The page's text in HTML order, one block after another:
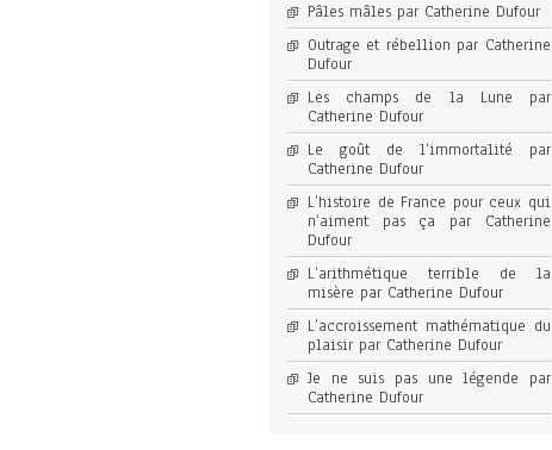
Pâles mâles par Catherine Dufour
Outrage et rébellion par Catherine
Dufour
Les champs de la Lune par
Catherine Dufour
Le goût de l’immortalité par
Catherine Dufour
L’histoire de France pour ceux qui
n’aiment pas ça par Catherine
Dufour
L’arithmétique terrible de la
misère par Catherine Dufour
L’accroissement mathématique du
plaisir par Catherine Dufour
Je ne suis pas une légende par
Catherine Dufour